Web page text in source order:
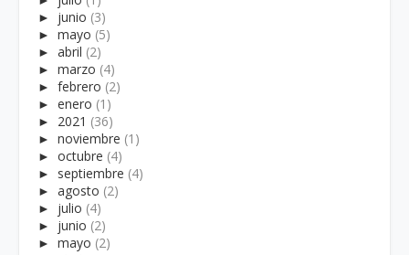
► junio (3)
► mayo (5)
► abril (2)
► marzo (4)
► febrero (2)
► enero (1)
► 2021 (36)
► noviembre (1)
► octubre (4)
► septiembre (4)
► agosto (2)
► julio (4)
► junio (2)
► mayo (2)